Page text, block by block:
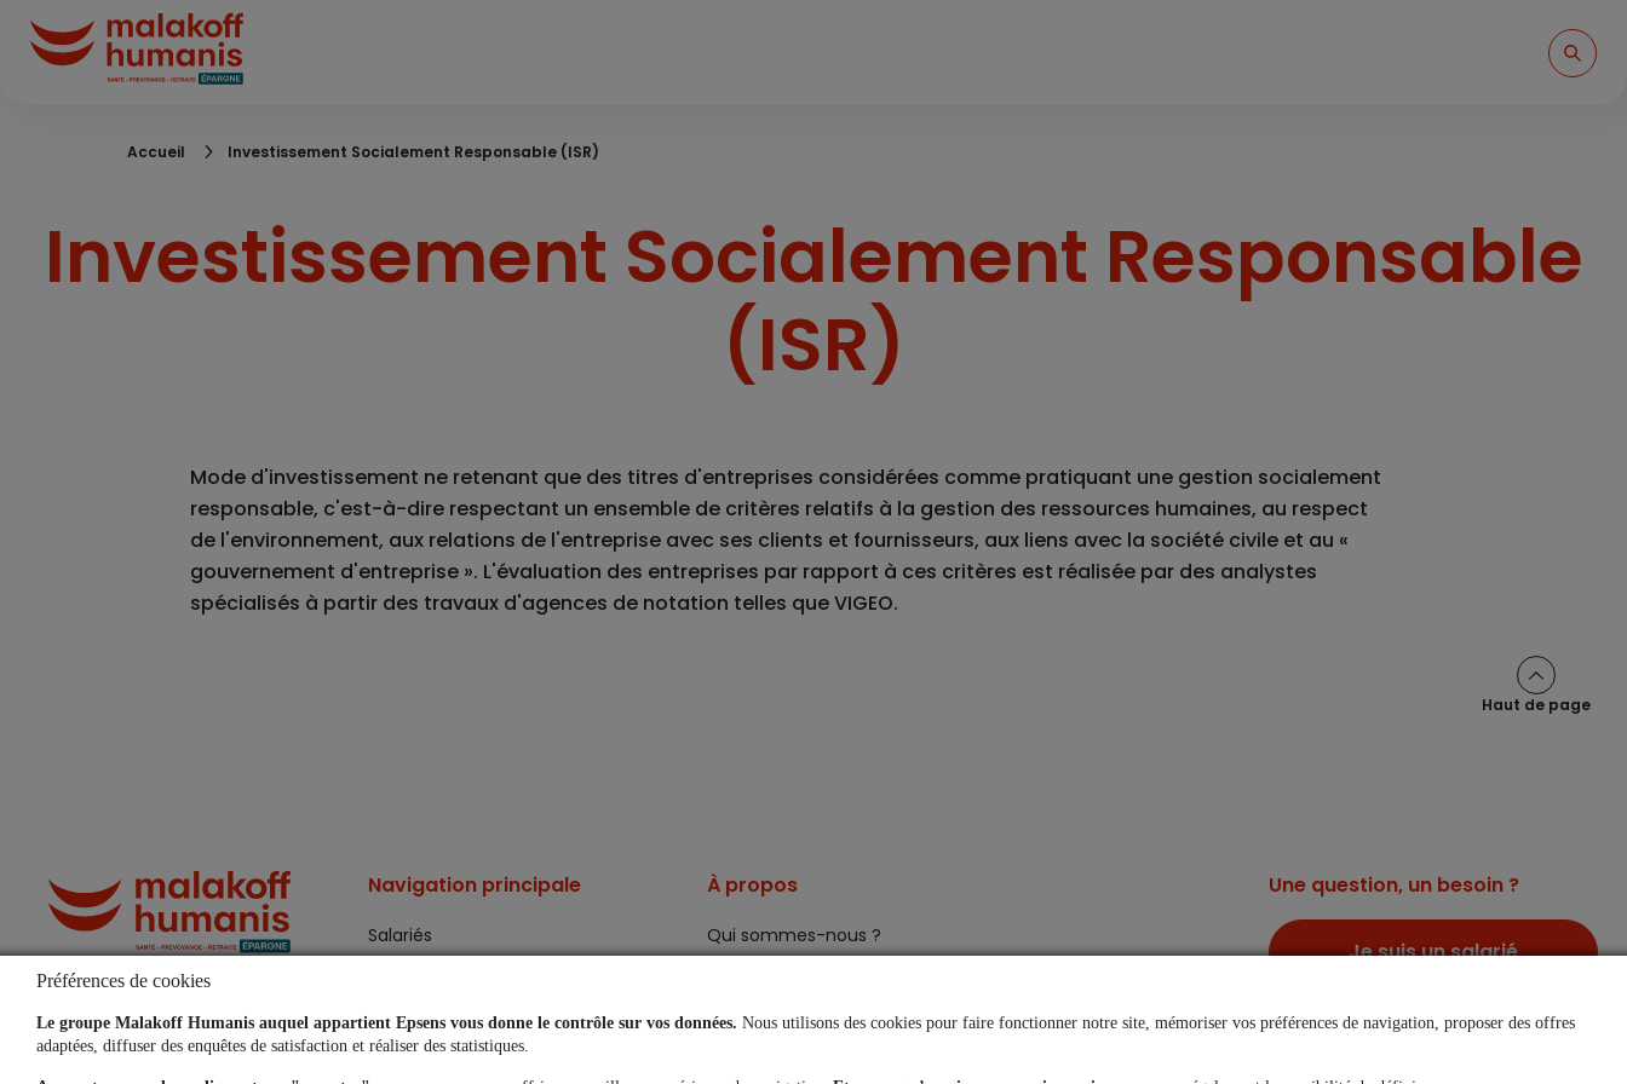
Aller
contenu
Fil
Accueil Investissement Socialement Responsable (ISR)
Investissement Socialement Responsable
(ISR)
Mode d'investissement ne retenant que des titres d'entreprises considérées comme pratiquant une gestion socialement
responsable, c'est-à-dire respectant un ensemble de critères relatifs à la gestion des ressources humaines, au respect
de l'environnement, aux relations de l'entreprise avec ses clients et fournisseurs, aux liens avec la société civile et au «
gouvernement d'entreprise ». L'évaluation des entreprises par rapport à ces critères est réalisée par des analystes
spécialisés à partir des travaux d'agences de notation telles que VIGEO.
Haut de page
À propos
Qui sommes-nous ?
Navigation principale
Salariés
Partenaires
Une question, un besoin ?
Je suis un salarié
Je suis une entreprise
Préférences de cookies
Le groupe Malakoff Humanis auquel appartient Epsens vous donne le contrôle sur vos données. Nous utilisons des cookies pour faire fonctionner notre site, mémoriser vos préférences de navigation, proposer des offres
adaptées, diffuser des enquêtes de satisfaction et réaliser des statistiques.